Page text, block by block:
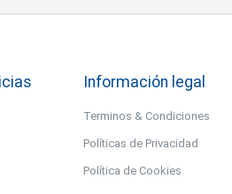
Información legal
Terminos & Condiciones
Políticas de Privacidad
Política de Cookies